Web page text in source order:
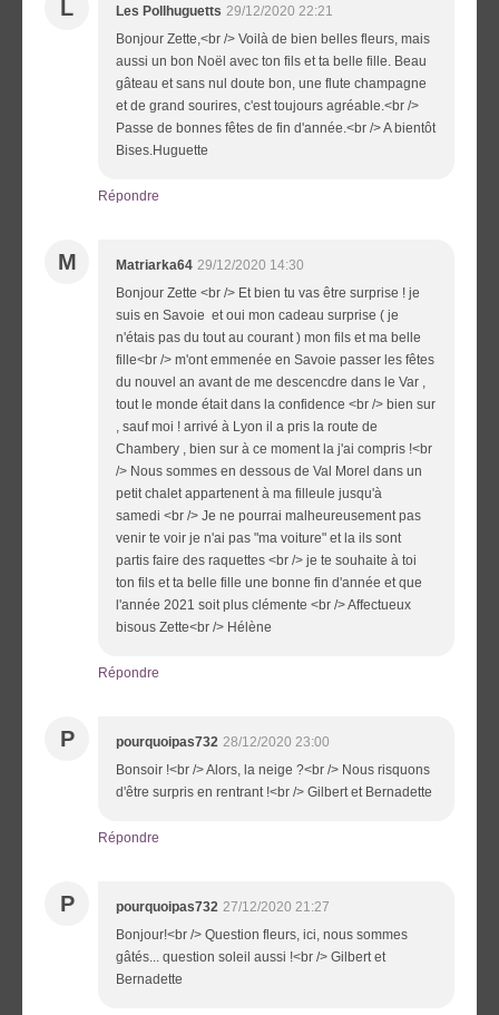
L Les Pollhuguetts 29/12/2020 22:21
Bonjour Zette,<br /> Voilà de bien belles fleurs, mais
aussi un bon Noël avec ton fils et ta belle fille. Beau
gâteau et sans nul doute bon, une flute champagne
et de grand sourires, c'est toujours agréable.<br />
Passe de bonnes fêtes de fin d'année.<br /> A bientôt
Bises.Huguette
Répondre
M Matriarka64 29/12/2020 14:30
Bonjour Zette <br /> Et bien tu vas être surprise ! je
suis en Savoie et oui mon cadeau surprise ( je
n'étais pas du tout au courant ) mon fils et ma belle
fille<br /> m'ont emmenée en Savoie passer les fêtes
du nouvel an avant de me descencdre dans le Var ,
tout le monde était dans la confidence <br /> bien sur
, sauf moi ! arrivé à Lyon il a pris la route de
Chambery , bien sur à ce moment la j'ai compris !<br
/> Nous sommes en dessous de Val Morel dans un
petit chalet appartenent à ma filleule jusqu'à
samedi <br /> Je ne pourrai malheureusement pas
venir te voir je n'ai pas "ma voiture" et la ils sont
partis faire des raquettes <br /> je te souhaite à toi
ton fils et ta belle fille une bonne fin d'année et que
l'année 2021 soit plus clémente <br /> Affectueux
bisous Zette<br /> Hélène
Répondre
P pourquoipas732 28/12/2020 23:00
Bonsoir !<br /> Alors, la neige ?<br /> Nous risquons
d'être surpris en rentrant !<br /> Gilbert et Bernadette
Répondre
P pourquoipas732 27/12/2020 21:27
Bonjour!<br /> Question fleurs, ici, nous sommes
gâtés... question soleil aussi !<br /> Gilbert et
Bernadette